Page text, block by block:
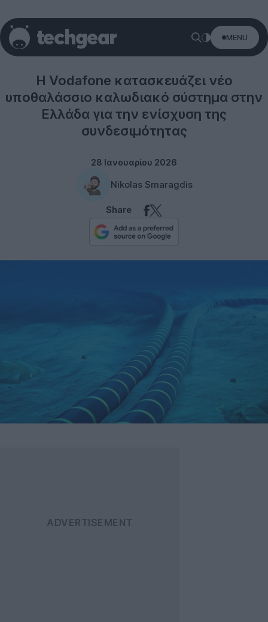
MENU
Η Vodafone κατασκευάζει νέο
υποθαλάσσιο καλωδιακό σύστημα στην
Ελλάδα για την ενίσχυση της
συνδεσιμότητας
28 Ιανουαρίου 2026
Nikolas Smaragdis
Share